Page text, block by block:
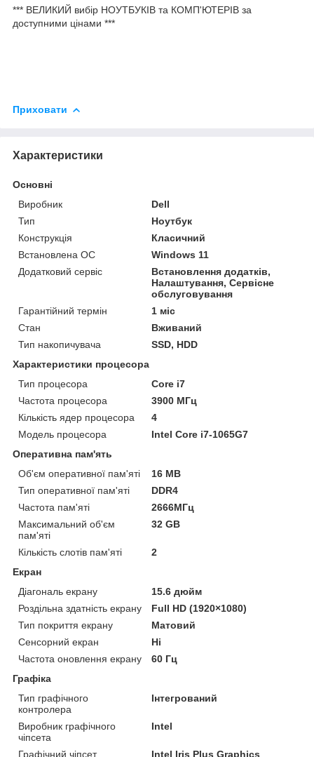
*** ВЕЛИКИЙ вибір НОУТБУКІВ та КОМП'ЮТЕРІВ за
доступними цінами ***
Приховати
Характеристики
Основні
Виробник
Dell
Тип
Ноутбук
Конструкція
Класичний
Встановлена ОС
Windows 11
Додатковий сервіс
Встановлення додатків,
Налаштування, Сервісне
обслуговування
Гарантійний термін
1 міс
Стан
Вживаний
Тип накопичувача
SSD, HDD
Характеристики процесора
Тип процесора
Core i7
Частота процесора
3900 МГц
Кількість ядер процесора
4
Модель процесора
Intel Core i7-1065G7
Оперативна пам'ять
Об'єм оперативної пам'яті
16 MB
Тип оперативної пам'яті
DDR4
Частота пам'яті
2666МГц
Максимальний об'єм
пам'яті
32 GB
Кількість слотів пам'яті
2
Екран
Діагональ екрану
15.6 дюйм
Роздільна здатність екрану
Full HD (1920×1080)
Тип покриття екрану
Матовий
Сенсорний екран
Ні
Частота оновлення екрану
60 Гц
Графіка
Тип графічного
контролера
Інтегрований
Виробник графічного
чіпсета
Intel
Графічний чіпсет Intel Iris Plus Graphics